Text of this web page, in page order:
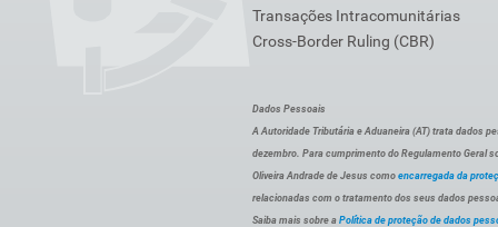
Transações Intracomunitárias
Cross-Border Ruling (CBR)
Dados Pessoais
A Autoridade Tributária e Aduaneira (AT) trata dados
dezembro. Para cumprimento do Regulamento Geral
Oliveira Andrade de Jesus como encarregada da
relacionadas com o tratamento dos seus dados
Saiba mais sobre a Política de proteção de dados